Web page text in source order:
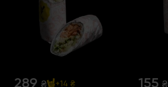
289 ₴ +14 ₴ 155 ₴